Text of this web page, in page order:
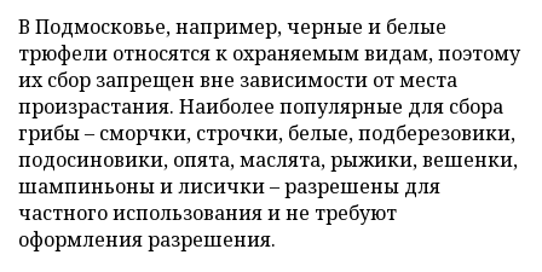
В Подмосковье, например, черные и белые
трюфели относятся к охраняемым видам, поэтому
их сбор запрещен вне зависимости от места
произрастания. Наиболее популярные для сбора
грибы – сморчки, строчки, белые, подберезовики,
подосиновики, опята, маслята, рыжики, вешенки,
шампиньоны и лисички – разрешены для
частного использования и не требуют
оформления разрешения.